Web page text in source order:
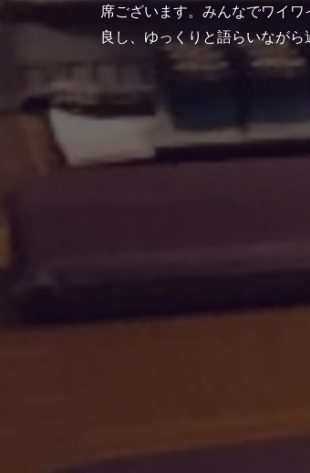
席ございます。みんなでワイ
良し、ゆっくりと語らいなが